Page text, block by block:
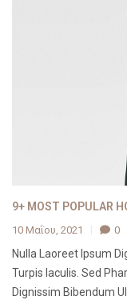
9+ MOST POPULAR
10 Μαΐου, 2021 0
Nulla Laoreet Ipsum
Turpis Iaculis. Sed
Dignissim Bibendum